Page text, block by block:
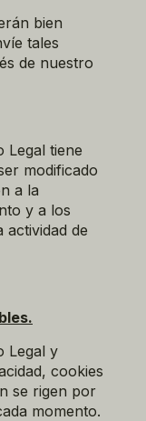
bien
tales
de nuestro
Legal tiene
modificado
a la
y a los
actividad de
Legal y
cookies
se rigen por
momento.